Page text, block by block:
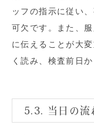
ッフの指示に従い
可欠です。また、
に伝えることが大
く読み、検査前日
5.3. 当日の流